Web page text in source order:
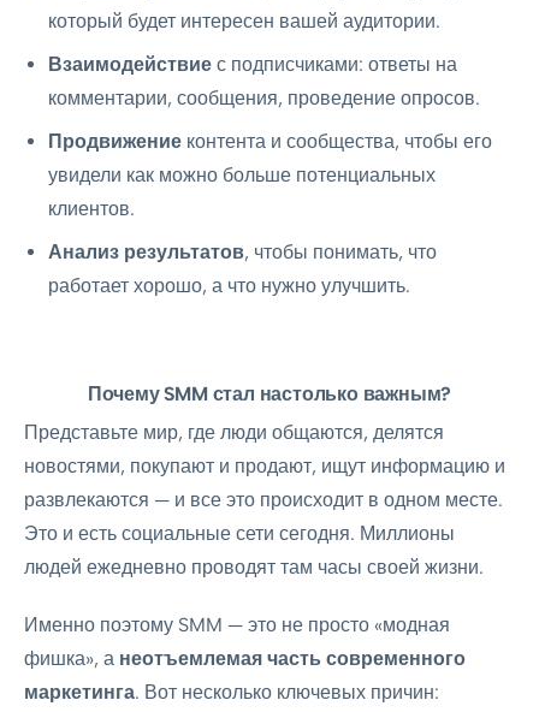
который будет интересен вашей аудитории.
Взаимодействие с подписчиками: ответы на
комментарии, сообщения, проведение опросов.
Продвижение контента и сообщества, чтобы его
увидели как можно больше потенциальных
клиентов.
Анализ результатов, чтобы понимать, что
работает хорошо, а что нужно улучшить.
Почему SMM стал настолько важным?
Представьте мир, где люди общаются, делятся
новостями, покупают и продают, ищут информацию и
развлекаются — и все это происходит в одном месте.
Это и есть социальные сети сегодня. Миллионы
людей ежедневно проводят там часы своей жизни.
Именно поэтому SMM — это не просто «модная
фишка», а неотъемлемая часть современного
маркетинга. Вот несколько ключевых причин: